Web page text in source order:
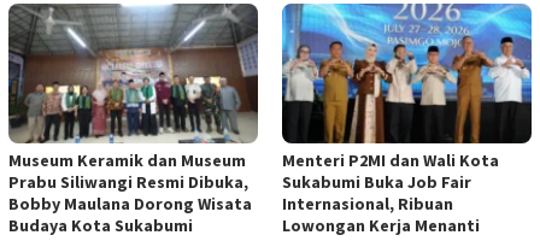
Museum Keramik dan Museum
Prabu Siliwangi Resmi Dibuka,
Bobby Maulana Dorong Wisata
Budaya Kota Sukabumi
Menteri P2MI dan Wali Kota
Sukabumi Buka Job Fair
Internasional, Ribuan
Lowongan Kerja Menanti